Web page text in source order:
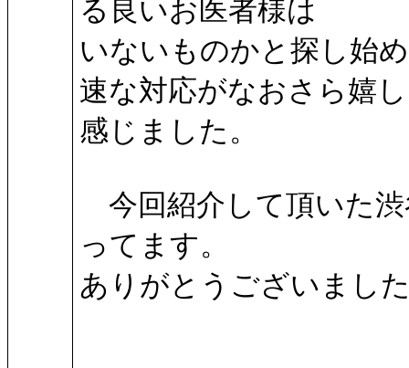
る良いお医者様は
いないものかと探し始
速な対応がなおさら嬉
感じました。
今回紹介して頂いた
ってます。
ありがとうございまし